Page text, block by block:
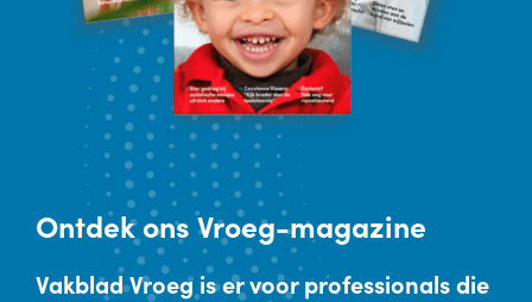
Ontdekons Vroeg-magazine
Vakblad Vroeg is er voor professionals die